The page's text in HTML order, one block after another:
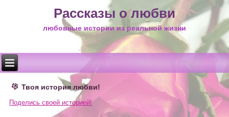
Рассказы о любви
любовные истории из реальной жизни
Твоя история любви!
Поделись своей историей!